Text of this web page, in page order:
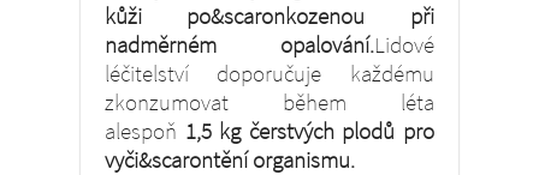
kůži po&scaronkozenou při
nadměrném opalování.Lidové
léčitelství doporučuje každému
zkonzumovat během léta
alespoň 1,5 kg čerstvých plodů pro
vyči&scarontění organismu.